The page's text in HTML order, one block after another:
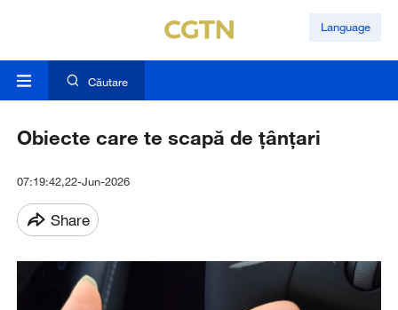
Language
Căutare
Obiecte care te scapă de țânțari
07:19:42,22-Jun-2026
Share